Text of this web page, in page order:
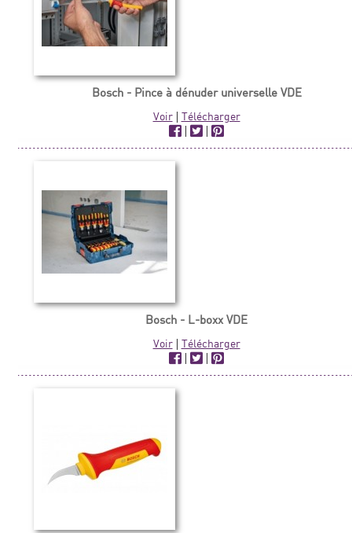
Bosch - Pince à dénuder universelle VDE
Voir| Télécharger
|
|
Bosch - L-boxx VDE
Voir| Télécharger
|
|